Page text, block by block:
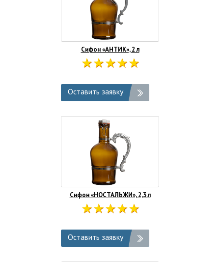
Сифон «АНТИК», 2 л
Оставить заявку
Сифон «НОСТАЛЬЖИ», 2,3 л
Оставить заявку